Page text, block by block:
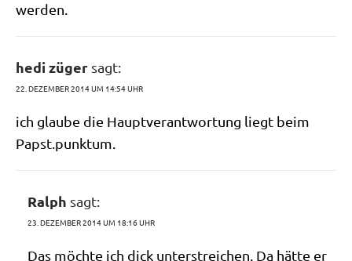
werden.
hedi züger sagt:
22. DEZEMBER 2014 UM 14:54 UHR
ich glau­be die Haupt­ver­ant­wor­tung liegt beim
Papst.punktum.
Ralph sagt:
23. DEZEMBER 2014 UM 18:16 UHR
Das möch­te ich dick unter­strei­chen. Da hät­te er